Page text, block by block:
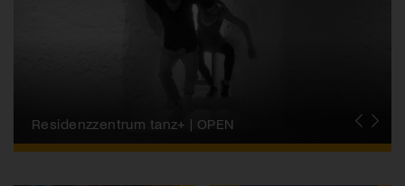
Migros-Kulturprozent | Tanzfestival Steps
Residenzzentrum tanz+ | OPEN
Tanzszene Schweiz